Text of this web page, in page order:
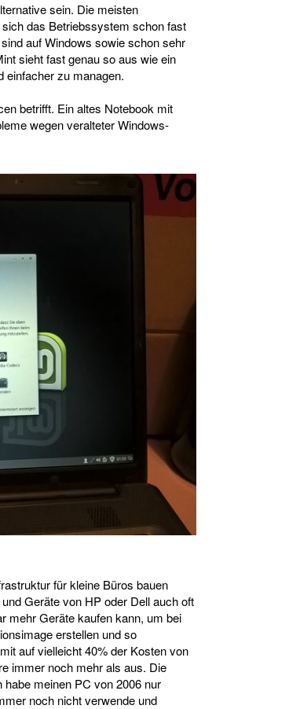
sein. Die meisten
das Betriebssystem schon fast
auf Windows sowie schon sehr
sieht fast genau so aus wie ein
einfacher zu managen.
betrifft. Ein altes Notebook mit
wegen veralteter Windows-
für kleine Büros bauen
Geräte von HP oder Dell auch oft
mehr Geräte kaufen kann, um bei
erstellen und so
auf vielleicht 40% der Kosten von
immer noch mehr als aus. Die
meinen PC von 2006 nur
noch nicht verwende und